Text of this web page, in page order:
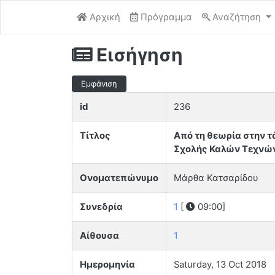
Αρχική Πρόγραμμα Αναζήτηση
Εισήγηση
Εμφάνιση
id 236
Τίτλος
Από τη θεωρία στην
Σχολής Καλών
Ονοματεπώνυμο Μάρθα Κατσαρίδου
Συνεδρία 1 [ 09:00]
Αίθουσα 1
Ημερομηνία Saturday, 13 Oct 2018